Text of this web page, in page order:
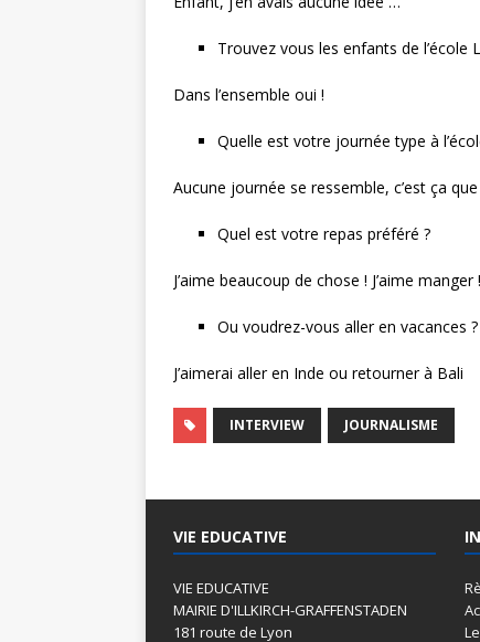
Trouvez vous les enfants de l’école
Dans l’ensemble oui !
Quelle est votre journée type à
Aucune journée se ressemble, c’est ça
Quel est votre repas préféré ?
J’aime beaucoup de chose ! J’aime manger
Ou voudrez-vous aller en vacances ?
J’aimerai aller en Inde ou retourner à Bali
INTERVIEW JOURNALISME
VIE EDUCATIVE
VIE EDUCATIVE
MAIRIE D'ILLKIRCH-GRAFFENSTADEN
181 route de Lyon